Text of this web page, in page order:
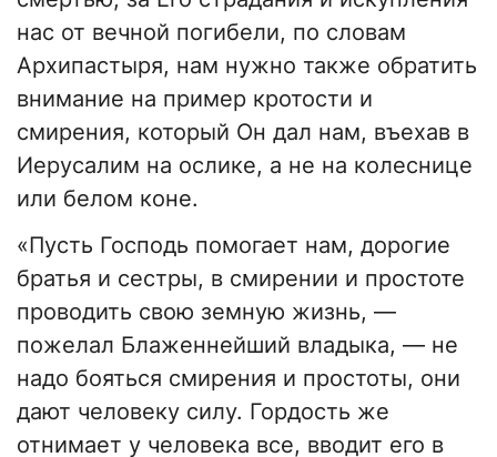
нас от вечной погибели, по словам
Архипастыря, нам нужно также обратить
внимание на пример кротости и
смирения, который Он дал нам, въехав в
Иерусалим на ослике, а не на колеснице
или белом коне.
«Пусть Господь помогает нам, дорогие
братья и сестры, в смирении и простоте
проводить свою земную жизнь, —
пожелал Блаженнейший владыка, — не
надо бояться смирения и простоты, они
дают человеку силу. Гордость же
отнимает у человека все, вводит его в